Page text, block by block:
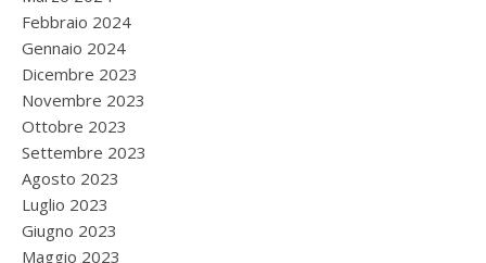
Febbraio 2024
Gennaio 2024
Dicembre 2023
Novembre 2023
Ottobre 2023
Settembre 2023
Agosto 2023
Luglio 2023
Giugno 2023
Maggio 2023